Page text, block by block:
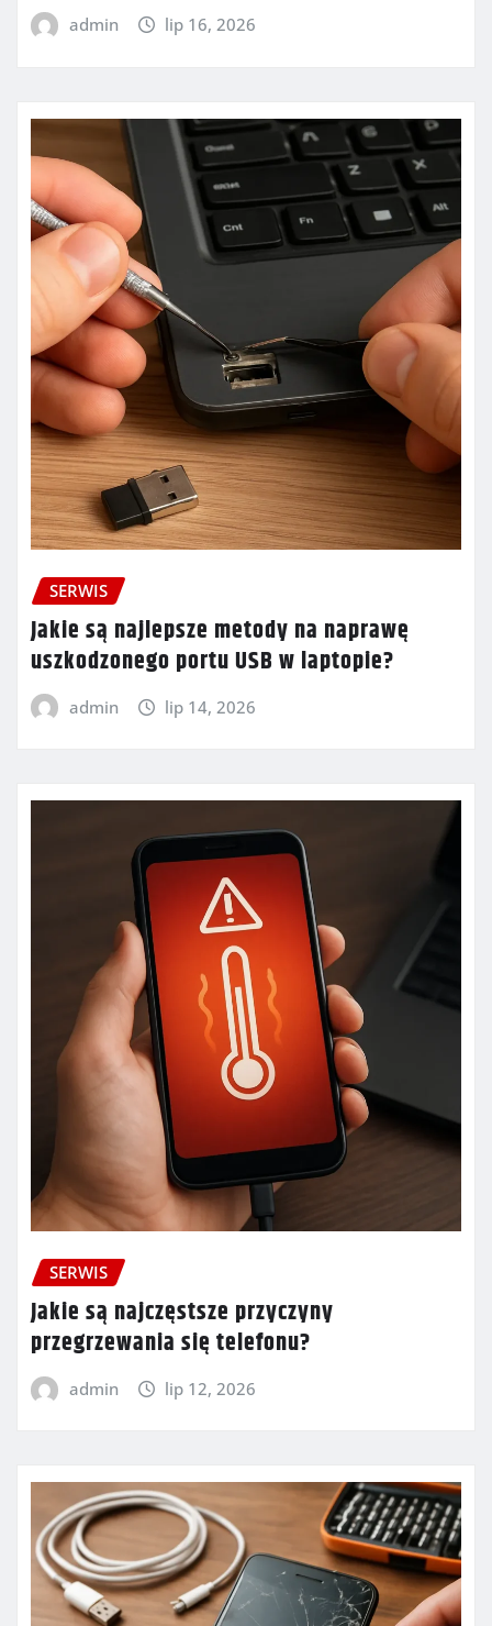
admin lip 16, 2026
SERWIS
Jakie są najlepsze metody na naprawę
uszkodzonego portu USB w laptopie?
admin lip 14, 2026
SERWIS
Jakie są najczęstsze przyczyny
przegrzewania się telefonu?
admin lip 12, 2026